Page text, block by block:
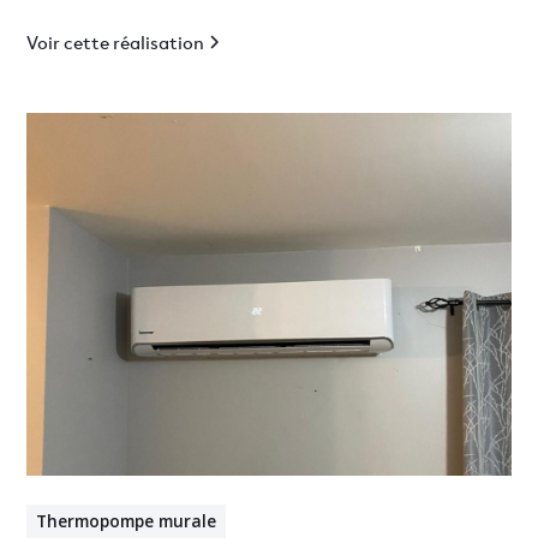
Voir cette réalisation
Thermopompe murale